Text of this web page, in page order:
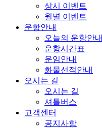
상시 이벤트
월별 이벤트
운항안내
오늘의 운항안내
운항시간표
운임안내
화물선적안내
오시는 길
오시는 길
셔틀버스
고객센터
공지사항